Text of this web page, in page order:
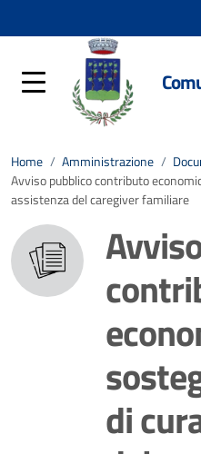
Home / Amministrazione /
Avviso pubblico contributo
assistenza del caregiver familiare
di